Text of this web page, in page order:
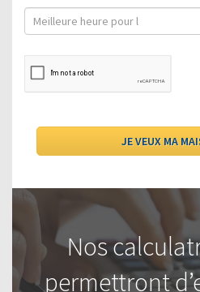
Nos
permettront